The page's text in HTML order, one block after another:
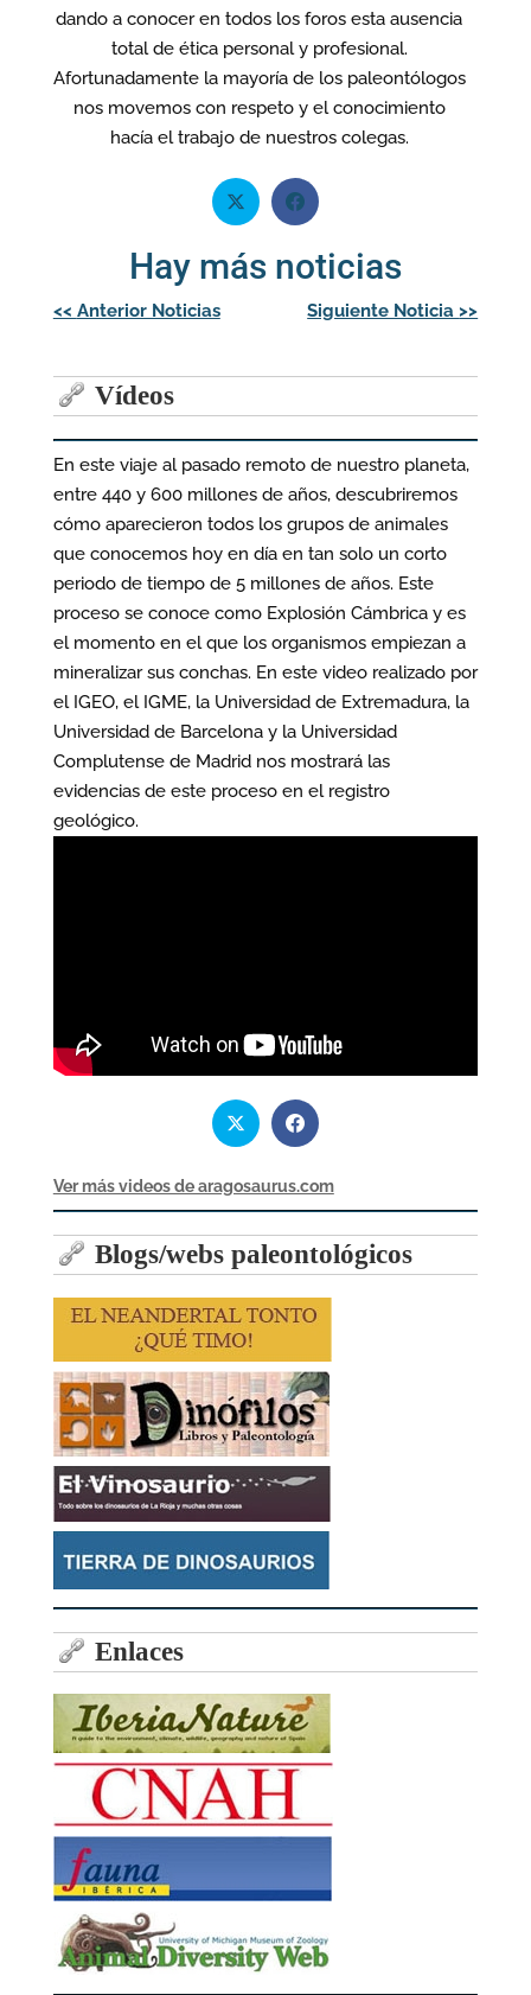
dando a conocer en todos los foros esta ausencia
total de ética personal y profesional.
Afortunadamente la mayoría de los paleontólogos
nos movemos con respeto y el conocimiento
hacía el trabajo de nuestros colegas.
Hay más noticias
Navegación
de
<< Anterior Noticias Siguiente Noticia >>
Vídeos
En este viaje al pasado remoto de nuestro planeta,
entre 440 y 600 millones de años, descubriremos
cómo aparecieron todos los grupos de animales
que conocemos hoy en día en tan solo un corto
periodo de tiempo de 5 millones de años. Este
proceso se conoce como Explosión Cámbrica y es
el momento en el que los organismos empiezan a
mineralizar sus conchas. En este video realizado por
el IGEO, el IGME, la Universidad de Extremadura, la
Universidad de Barcelona y la Universidad
Complutense de Madrid nos mostrará las
evidencias de este proceso en el registro
geológico.
Ver más videos de aragosaurus.com
Blogs/webs paleontológicos
Enlaces